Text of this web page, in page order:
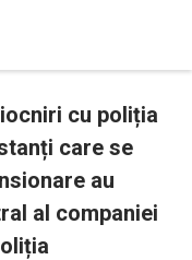
cu poliția
care se
au
al companiei